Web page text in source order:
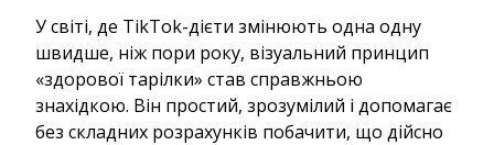
У світі, де TikTok-дієти змінюють одна одну
швидше, ніж пори року, візуальний принцип
«здорової тарілки» став справжньою
знахідкою. Він простий, зрозумілий і допомагає
без складних розрахунків побачити, що дійсно